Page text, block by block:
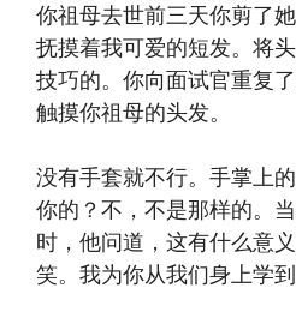
你祖母去世前三天你剪了
抚摸着我可爱的短发。将
技巧的。你向面试官重复
触摸你祖母的头发。
没有手套就不行。手掌上
你的？不，不是那样的。
时，他问道，这有什么意
笑。我为你从我们身上学